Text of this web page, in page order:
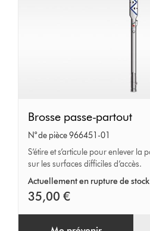
Brosse
passe-
partout
Brosse passe-partout
N° de pièce 966451-01
S’étire et s’articule pour enlever la
sur les surfaces difficiles d’accès.
Actuellement en rupture de stock
35,00 €